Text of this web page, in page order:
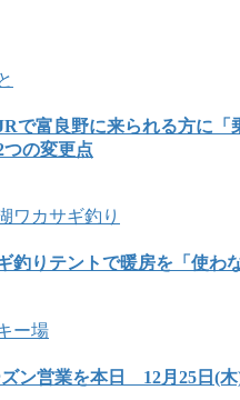
で富良野に来られる方に「
つの変更点
釣りテントで暖房を「使わ
ズン営業を本日 12月25日(